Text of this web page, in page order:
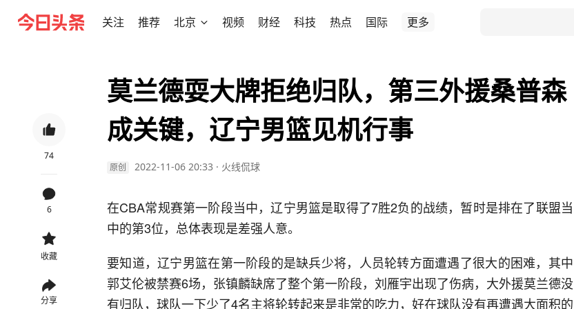
关注 推荐 北京 视频 财经 科技 热点 国际 更多
74
6
收藏
分享
莫兰德耍大牌拒绝归队，第三外援桑普森
成关键，辽宁男篮见机行事
原创 2022-11-06 20:33 · 火线侃球
在CBA常规赛第一阶段当中，辽宁男篮是取得了7胜2负的战绩，暂时是排在了联盟当
中的第3位，总体表现是差强人意。
要知道，辽宁男篮在第一阶段的是缺兵少将，人员轮转方面遭遇了很大的困难，其中
郭艾伦被禁赛6场，张镇麟缺席了整个第一阶段，刘雁宇出现了伤病，大外援莫兰德没
有归队，球队一下少了4名主将轮转起来是非常的吃力，好在球队没有再遭遇大面积的